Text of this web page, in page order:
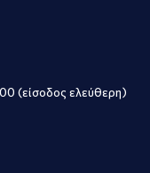
(είσοδος ελεύθερη)